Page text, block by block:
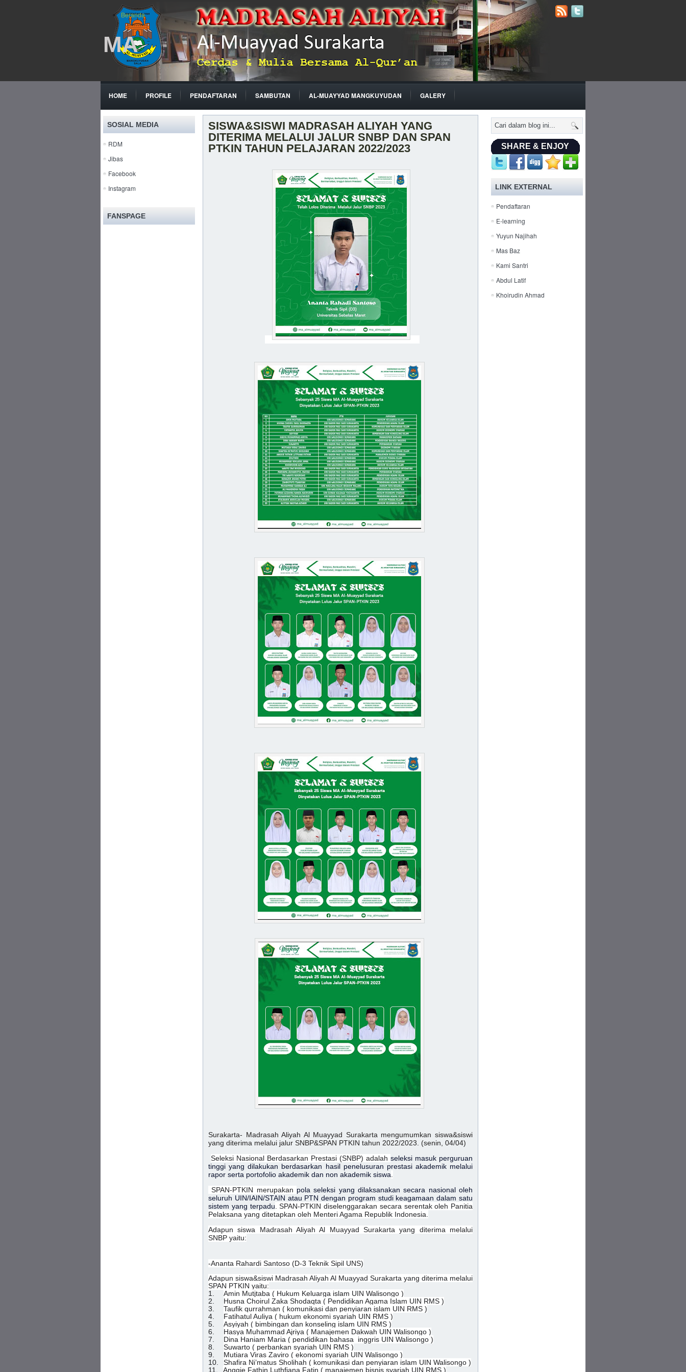
Beranda
MA
HOME PROFILE PENDAFTARAN SAMBUTAN AL-MUAYYAD MANGKUYUDAN GALERY
SOSIAL MEDIA
RDM
Jibas
Facebook
Instagram
FANSPAGE
SISWA&SISWI MADRASAH ALIYAH YANG
DITERIMA MELALUI JALUR SNBP DAN SPAN
PTKIN TAHUN PELAJARAN 2022/2023
Surakarta- Madrasah Aliyah Al Muayyad Surakarta mengumumkan siswa&siswi
yang diterima melalui jalur SNBP&SPAN PTKIN tahun 2022/2023. (senin, 04/04)
Seleksi Nasional Berdasarkan Prestasi (SNBP) adalah seleksi masuk perguruan
tinggi yang dilakukan berdasarkan hasil penelusuran prestasi akademik melalui
rapor serta portofolio akademik dan non akademik siswa
SPAN-PTKIN merupakan pola seleksi yang dilaksanakan secara nasional oleh
seluruh UIN/IAIN/STAIN atau PTN dengan program studi keagamaan dalam satu
sistem yang terpadu . SPAN-PTKIN diselenggarakan secara serentak oleh Panitia
Pelaksana yang ditetapkan oleh Menteri Agama Republik Indonesia.
Adapun siswa Madrasah Aliyah Al Muayyad Surakarta yang diterima melalui
SNBP yaitu:
-Ananta Rahardi Santoso (D-3 Teknik Sipil UNS)
Adapun siswa&siswi Madrasah Aliyah Al Muayyad Surakarta yang diterima melalui
SPAN PTKIN yaitu:
1.
Amin Mutjtaba ( Hukum Keluarga islam UIN Walisongo )
2.
Husna Choirul Zaka Shodaqta ( Pendidikan Agama Islam UIN RMS )
3.
Taufik qurrahman ( komunikasi dan penyiaran islam UIN RMS )
4.
Fatihatul Auliya ( hukum ekonomi syariah UIN RMS )
5.
Asyiyah ( bimbingan dan konseling islam UIN RMS )
6.
Hasya Muhammad Ajriya ( Manajemen Dakwah UIN Walisongo )
7.
Dina Haniam Maria ( pendidikan bahasa inggris UIN Walisongo )
8.
Suwarto ( perbankan syariah UIN RMS )
9.
Mutiara Viras Zaviro ( ekonomi syariah UIN Walisongo )
10.
Shafira Ni’matus Sholihah ( komunikasi dan penyiaran islam UIN Walisongo )
11.
Anggie Fathin Luthfiana Fatin ( manajemen bisnis syariah UIN RMS )
SHARE & ENJOY
LINK EXTERNAL
Pendaftaran
E-learning
Yuyun Najihah
Mas Baz
Kami Santri
Abdul Latif
Khoirudin Ahmad